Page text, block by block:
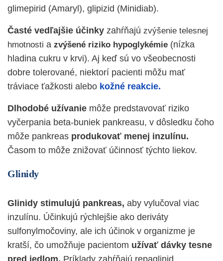
glimepirid (Amaryl), glipizid (Minidiab).
Časté vedľajšie účinky zahŕňajú zvýšenie telesnej
hmotnosti a zvýšené riziko hypoglykémie (nízka
hladina cukru v krvi). Aj keď sú vo všeobecnosti
dobre tolerované, niektorí pacienti môžu mať
tráviace ťažkosti alebo kožné reakcie.
Dlhodobé užívanie môže predstavovať riziko
vyčerpania beta-buniek pankreasu, v dôsledku čoho
môže pankreas produkovať menej inzulínu.
Časom to môže znižovať účinnosť týchto liekov.
Glinidy
Glinidy stimulujú pankreas, aby vylučoval viac
inzulínu. Účinkujú rýchlejšie ako deriváty
sulfonylmočoviny, ale ich účinok v organizme je
kratší, čo umožňuje pacientom užívať dávky tesne
pred jedlom. Príklady zahŕňajú repaglinid